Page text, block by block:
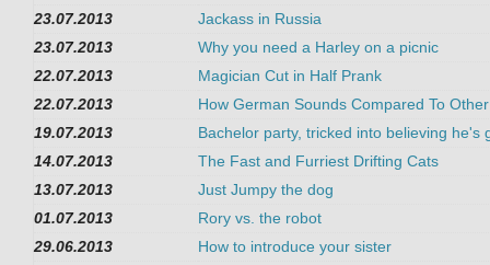
23.07.2013
Jackass in Russia
23.07.2013
Why you need a Harley on a picnic
22.07.2013
Magician Cut in Half Prank
22.07.2013
How German Sounds Compared To
19.07.2013
Bachelor party, tricked into believing
14.07.2013
The Fast and Furriest Drifting Cats
13.07.2013
Just Jumpy the dog
01.07.2013
Rory vs. the robot
29.06.2013
How to introduce your sister